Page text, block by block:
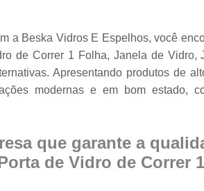
a Beska Vidros E Espelhos, você
de Correr 1 Folha, Janela de Vidro,
Apresentando produtos de
modernas e em bom estado,
que garante a
de Vidro de Correr